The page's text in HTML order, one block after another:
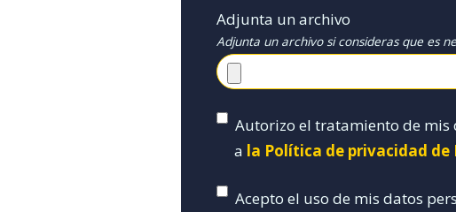
Adjunta un archivo
Adjunta un archivo si consideras que es
Autorizo el tratamiento de mis
a la Política de privacidad de
Acepto el uso de mis datos